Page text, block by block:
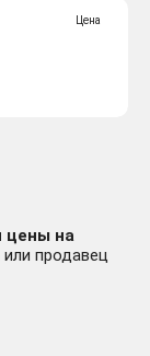
Цена
цены на
продавец